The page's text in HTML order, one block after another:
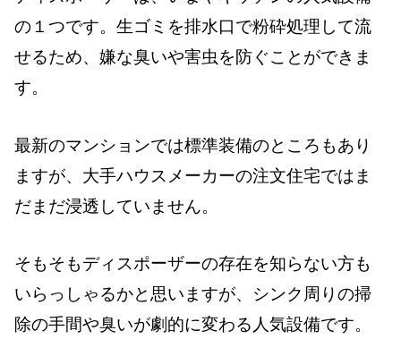
の１つです。生ゴミを排水口で粉砕処理して流
せるため、嫌な臭いや害虫を防ぐことができま
す。
最新のマンションでは標準装備のところもあり
ますが、大手ハウスメーカーの注文住宅ではま
だまだ浸透していません。
そもそもディスポーザーの存在を知らない方も
いらっしゃるかと思いますが、シンク周りの掃
除の手間や臭いが劇的に変わる人気設備です。